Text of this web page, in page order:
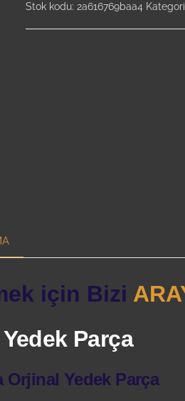
Stok kodu: 2a616769baa4
için Bizi
Yedek Parça
Orjinal Yedek Parça